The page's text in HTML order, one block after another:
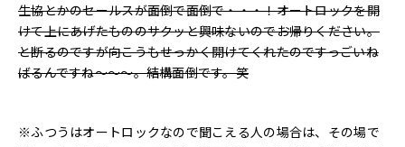
生協とかのセールスが面倒で面倒で・・・！オートロックを開
けて上にあげたもののサクッと興味ないのでお帰りください。
と断るのですが向こうもせっかく開けてくれたのですっごいね
ばるんですね～～～。結構面倒です。笑
※ふつうはオートロックなので聞こえる人の場合は、その場で